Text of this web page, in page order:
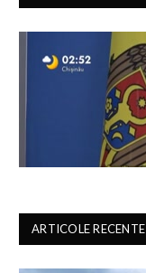
ARTICOLE RECENTE